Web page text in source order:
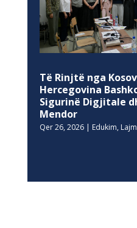
Të Rinjtë nga
Hercegovina
Sigurinë Digjitale
Mendor
Qer 26, 2026| Edukim,